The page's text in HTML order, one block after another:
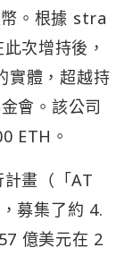
。根據 stra
此次增持後，
實體，超越持
會。該公司
ETH。
畫（「AT
募集了約 4.
億美元在 2